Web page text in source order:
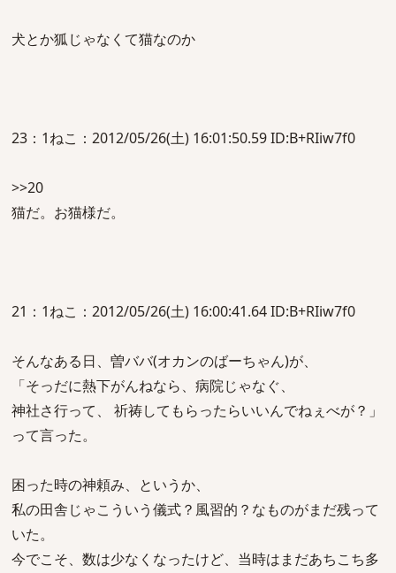
犬とか狐じゃなくて猫なのか
23：1ねこ：2012/05/26(土) 16:01:50.59 ID:B+RIiw7f0
>>20
猫だ。お猫様だ。
21：1ねこ：2012/05/26(土) 16:00:41.64 ID:B+RIiw7f0
そんなある日、曽ババ(オカンのばーちゃん)が、
「そっだに熱下がんねなら、病院じゃなぐ、
神社さ行って、 祈祷してもらったらいいんでねぇべが？」
って言った。
困った時の神頼み、というか、
私の田舎じゃこういう儀式？風習的？なものがまだ残って
いた。
今でこそ、数は少なくなったけど、当時はまだあちこち多